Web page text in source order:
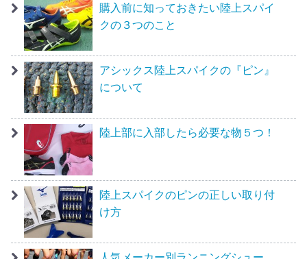
購入前に知っておきたい陸上スパイ
クの３つのこと
アシックス陸上スパイクの『ピン』
について
陸上部に入部したら必要な物５つ！
陸上スパイクのピンの正しい取り付
け方